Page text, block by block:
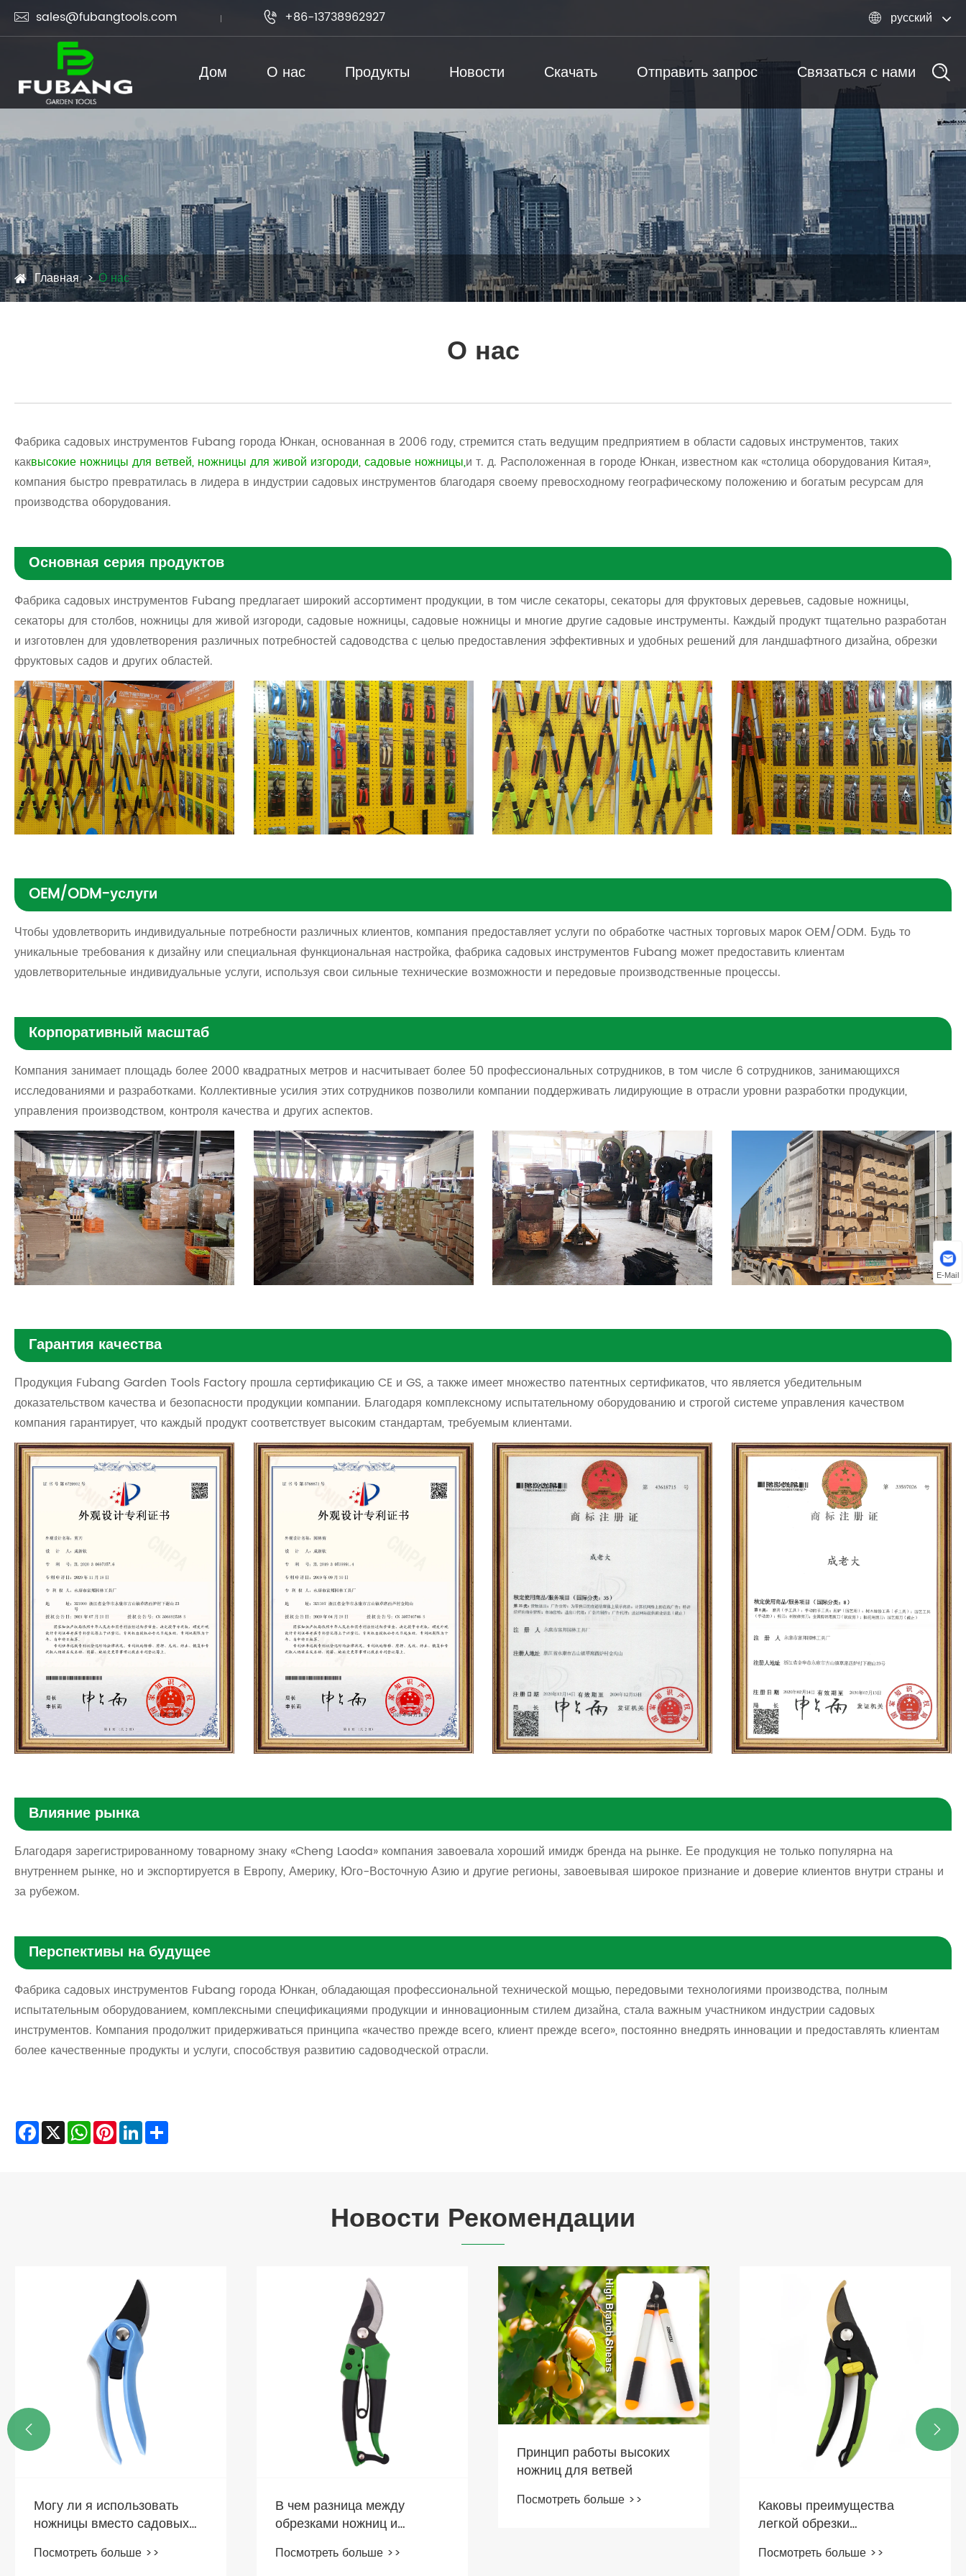
 sales@fubangtools.com  +86-13738962927  русский
Дом О нас Продукты Новости Скачать Отправить запрос Связаться с нами
Главная О нас
О нас
Фабрика садовых инструментов Fubang города Юнкан, основанная в 2006 году, стремится стать ведущим предприятием в области садовых инструментов, таких
каквысокие ножницы для ветвей, ножницы для живой изгороди,садовые ножницы,и т. д. Расположенная в городе Юнкан, известном как «столица оборудования Китая»,
компания быстро превратилась в лидера в индустрии садовых инструментов благодаря своему превосходному географическому положению и богатым ресурсам для
производства оборудования.
Основная серия продуктов
Фабрика садовых инструментов Fubang предлагает широкий ассортимент продукции, в том числе секаторы, секаторы для фруктовых деревьев, садовые ножницы,
секаторы для столбов, ножницы для живой изгороди, садовые ножницы, садовые ножницы и многие другие садовые инструменты. Каждый продукт тщательно разработан
и изготовлен для удовлетворения различных потребностей садоводства с целью предоставления эффективных и удобных решений для ландшафтного дизайна, обрезки
фруктовых садов и других областей.
OEM/ODM-услуги
Чтобы удовлетворить индивидуальные потребности различных клиентов, компания предоставляет услуги по обработке частных торговых марок OEM/ODM. Будь то
уникальные требования к дизайну или специальная функциональная настройка, фабрика садовых инструментов Fubang может предоставить клиентам
удовлетворительные индивидуальные услуги, используя свои сильные технические возможности и передовые производственные процессы.
Корпоративный масштаб
Компания занимает площадь более 2000 квадратных метров и насчитывает более 50 профессиональных сотрудников, в том числе 6 сотрудников, занимающихся
исследованиями и разработками. Коллективные усилия этих сотрудников позволили компании поддерживать лидирующие в отрасли уровни разработки продукции,
управления производством, контроля качества и других аспектов.
Гарантия качества
Продукция Fubang Garden Tools Factory прошла сертификацию CE и GS, а также имеет множество патентных сертификатов, что является убедительным
доказательством качества и безопасности продукции компании. Благодаря комплексному испытательному оборудованию и строгой системе управления качеством
компания гарантирует, что каждый продукт соответствует высоким стандартам, требуемым клиентами.
Влияние рынка
Благодаря зарегистрированному товарному знаку «Cheng Laoda» компания завоевала хороший имидж бренда на рынке. Ее продукция не только популярна на
внутреннем рынке, но и экспортируется в Европу, Америку, Юго-Восточную Азию и другие регионы, завоевывая широкое признание и доверие клиентов внутри страны и
за рубежом.
Перспективы на будущее
Фабрика садовых инструментов Fubang города Юнкан, обладающая профессиональной технической мощью, передовыми технологиями производства, полным
испытательным оборудованием, комплексными спецификациями продукции и инновационным стилем дизайна, стала важным участником индустрии садовых
инструментов. Компания продолжит придерживаться принципа «качество прежде всего, клиент прежде всего», постоянно внедрять инновации и предоставлять клиентам
более качественные продукты и услуги, способствуя развитию садоводческой отрасли.
Facebook
X WhatsApp
Pinterest
LinkedIn
Новости Рекомендации
В чем разница между
обрезками ножниц и
Посмотреть больше >>
Принцип работы высоких
ножниц для ветвей
Посмотреть больше >>
Каковы преимущества
Полезны ли острой
садоводческой обрезки?
Посмотреть больше >>
 
E-Mail